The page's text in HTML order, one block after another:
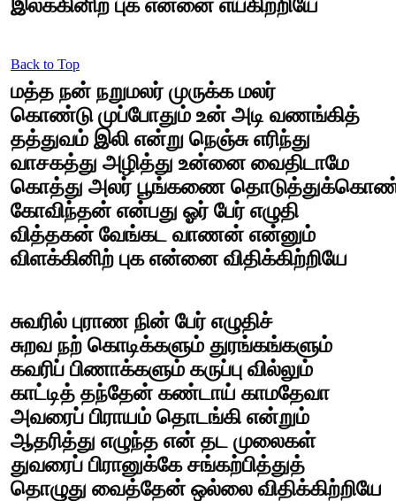
இலக்கினிற் புக என்னை எய்கிற்றியே
Back to Top
மத்த நன் நறுமலர் முருக்க மலர்
கொண்டு முப்போதும் உன் அடி வணங்கித்
தத்துவம் இலி என்று நெஞ்சு எரிந்து
வாசகத்து அழித்து உன்னை வைதிடாமே
கொத்து அலர் பூங்கணை
கோவிந்தன் என்பது ஓர் பேர் எழுதி
வித்தகன் வேங்கட வாணன் என்னும்
விளக்கினிற் புக என்னை விதிக்கிற்றியே
சுவரில் புராண நின் பேர் எழுதிச்
சுறவ நற் கொடிக்களும் துரங்கங்களும்
கவரிப் பிணாக்களும் கருப்பு வில்லும்
காட்டித் தந்தேன் கண்டாய் காமதேவா
அவரைப் பிராயம் தொடங்கி என்றும்
ஆதரித்து எழுந்த என் தட முலைகள்
துவரைப் பிரானுக்கே சங்கற்பித்துத்
தொழுது வைத்தேன் ஒல்லை விதிக்கிற்றியே